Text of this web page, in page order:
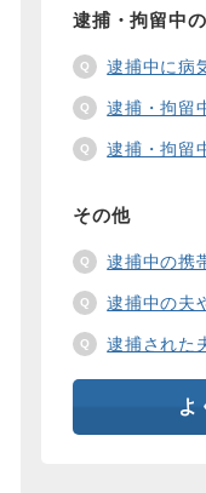
逮捕・拘留中
逮捕中に病気になった
逮捕・拘留中の留置所で
逮捕・拘留中の留置所
その他
逮捕中の携帯電話。
逮捕中の夫や父親
逮捕された夫と離
よ